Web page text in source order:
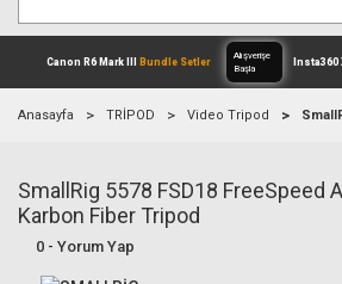
Canon R6 Mark IIIBundle
Anasayfa TRİPOD Video Tripod
SmallRig 5578 FSD18 FreeSpeed
Karbon Fiber Tripod
0 - Yorum Yap